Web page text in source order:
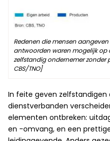
Redenen die mensen
antwoorden waren mogelijk op
zelfstandig ondernemer zonder
CBS/TNO]
In feite geven
dienstverbanden
elementen ontbreken:
en -omvang, en een